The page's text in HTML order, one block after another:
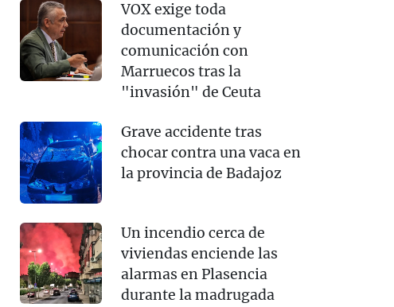
VOX exige toda
documentación y
comunicación con
Marruecos tras la
"invasión" de Ceuta
Grave accidente tras
chocar contra una vaca en
la provincia de Badajoz
Un incendio cerca de
viviendas enciende las
alarmas en Plasencia
durante la madrugada